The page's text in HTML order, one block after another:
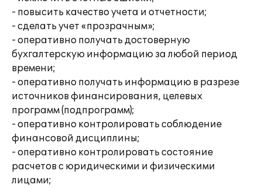
- повысить качество учета и отчетности;
- сделать учет «прозрачным»;
- оперативно получать достоверную
бухгалтерскую информацию за любой период
времени;
- оперативно получать информацию в разрезе
источников финансирования, целевых
программ (подпрограмм);
- оперативно контролировать соблюдение
финансовой дисциплины;
- оперативно контролировать состояние
расчетов с юридическими и физическими
лицами;